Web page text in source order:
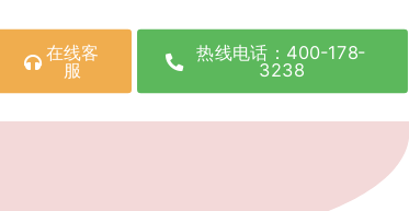
在线客
服
热线电话：400-178-
3238